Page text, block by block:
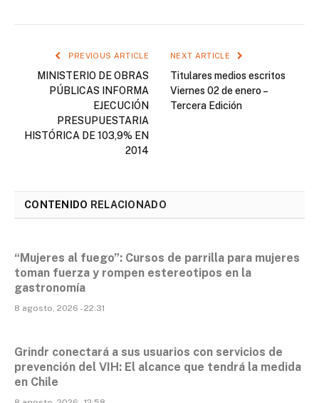
PREVIOUS ARTICLE
MINISTERIO DE OBRAS
PÚBLICAS INFORMA
EJECUCIÓN
PRESUPUESTARIA
HISTÓRICA DE 103,9% EN
2014
NEXT ARTICLE
Titulares medios escritos
Viernes 02 de enero –
Tercera Edición
CONTENIDO RELACIONADO
“Mujeres al fuego”: Cursos de parrilla para mujeres
toman fuerza y rompen estereotipos en la
gastronomía
8 agosto, 2026 - 22:31
Grindr conectará a sus usuarios con servicios de
prevención del VIH: El alcance que tendrá la medida
en Chile